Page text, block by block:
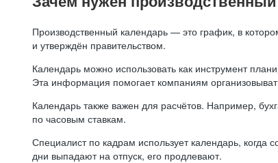
Производственный календарь — это график, в
и утверждён правительством.
Календарь можно использовать как инструмент
Эта информация помогает компаниям
Календарь также важен для расчётов. Например,
по часовым ставкам.
Специалист по кадрам использует календарь, когда
дни выпадают на отпуск, его продлевают.